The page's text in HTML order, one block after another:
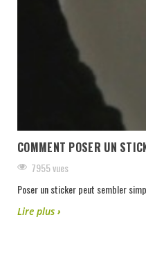
COMMENT POSER UN
7955 vues
Poser un sticker peut sembler
Lire plus